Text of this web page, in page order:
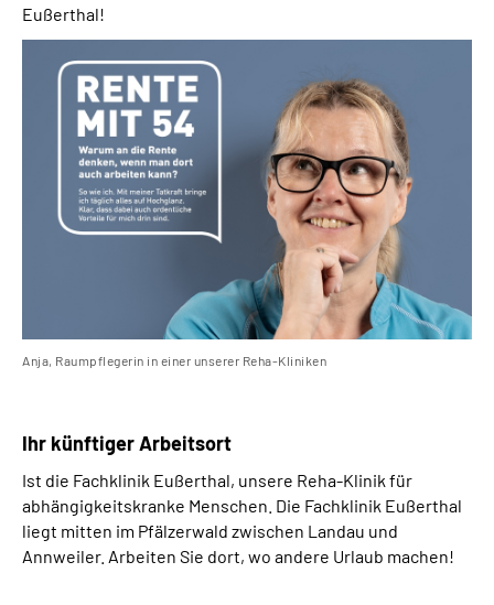
Eußerthal!
Anja, Raumpflegerin in einer unserer Reha-Kliniken
Ihr künftiger Arbeitsort
Ist die Fachklinik Eußerthal, unsere Reha-Klinik für
abhängigkeitskranke Menschen. Die Fachklinik Eußerthal
liegt mitten im Pfälzerwald zwischen Landau und
Annweiler. Arbeiten Sie dort, wo andere Urlaub machen!